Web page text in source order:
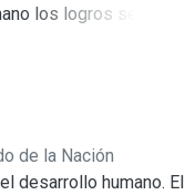
los logros se
oportunidades.
de la Nación
desarrollo humano. El